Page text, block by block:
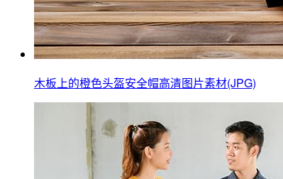
木板上的橙色头盔安全帽高清图片素材(JPG)